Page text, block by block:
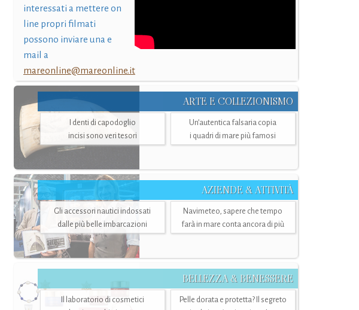
interessati a mettere on
line propri filmati
possono inviare una e
mail a
mareonline@mareonline.it
ARTE E COLLEZIONISMO
I denti di capodoglio
incisi sono veri tesori
Un’autentica falsaria copia
i quadri di mare più famosi
AZIENDE & ATTIVITÀ
Gli accessori nautici indossati
dalle più belle imbarcazioni
Navimeteo, sapere che tempo
farà in mare conta ancora di più
BELLEZZA & BENESSERE
Il laboratorio di cosmetici
Pelle dorata e protetta? Il segreto